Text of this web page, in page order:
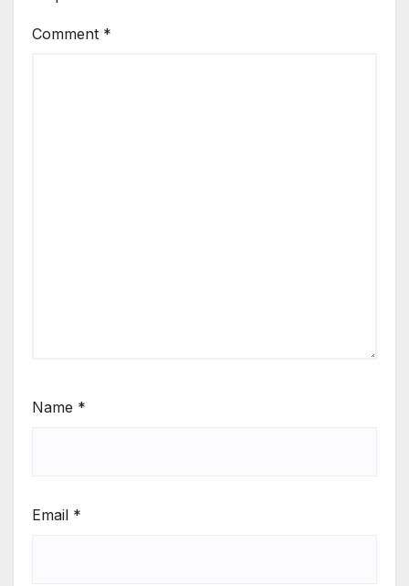
Comment *
Name *
Email *